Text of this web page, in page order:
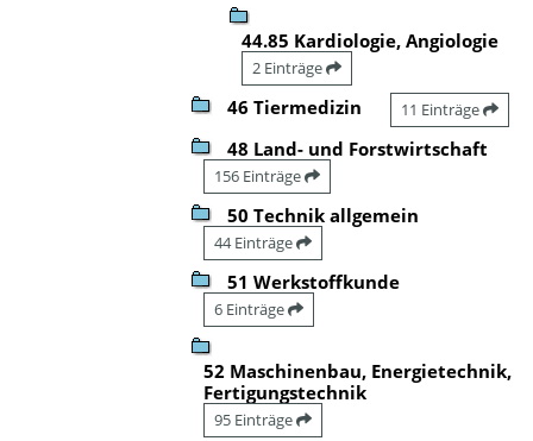
44.85 Kardiologie, Angiologie
2 Einträge
46 Tiermedizin 11 Einträge
48 Land- und Forstwirtschaft
156 Einträge
50 Technik allgemein
44 Einträge
51 Werkstoffkunde
6 Einträge
52 Maschinenbau, Energietechnik,
Fertigungstechnik
95 Einträge